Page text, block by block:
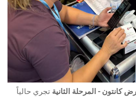
تجري حالياً